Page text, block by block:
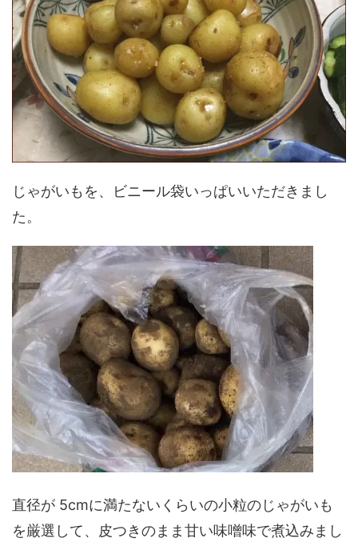
じゃがいもを、ビニール袋いっぱいいただきまし
た。
直径が 5cmに満たないくらいの小粒のじゃがいも
を厳選して、皮つきのまま甘い味噌味で煮込みまし